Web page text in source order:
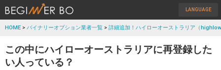
LANGUAGE
HOME > バイナリーオプション業者一覧 > 詳細追加！ハイローオーストラリア（
この中にハイローオーストラリアに再登録した
い人っている？